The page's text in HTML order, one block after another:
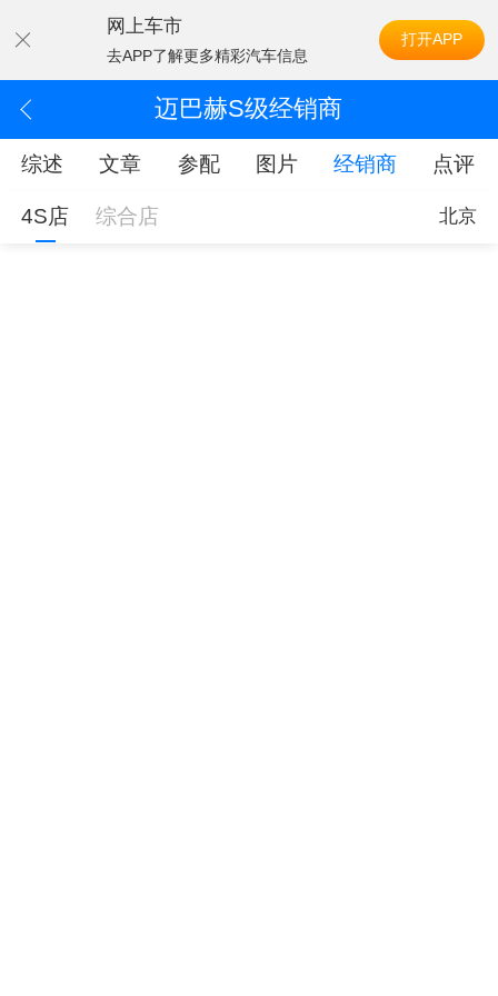
网上车市
去APP了解更多精彩汽车信息
打开APP
迈巴赫S级经销商
综述 文章 参配 图片 经销商 点评
4S店 综合店 北京